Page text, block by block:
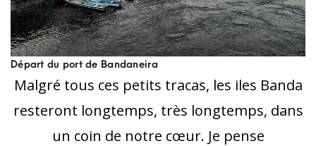
Départ du port de Bandaneira
Malgré tous ces petits tracas, les iles Banda
resteront longtemps, très longtemps, dans
un coin de notre cœur. Je pense